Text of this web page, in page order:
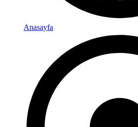
Anasayfa